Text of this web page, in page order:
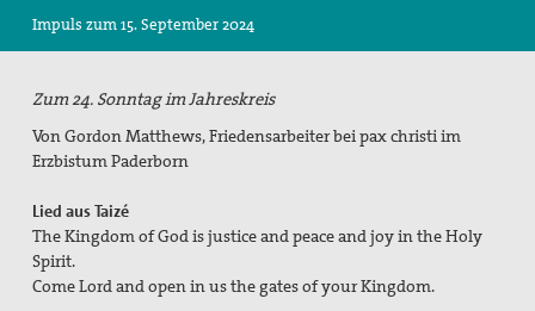
Suche
Impuls zum 15. September 2024
Zum 24. Sonntag im Jahreskreis
Von Gordon Matthews, Friedensarbeiter bei pax christi im
Erzbistum Paderborn
Lied aus Taizé
The Kingdom of God is justice and peace and joy in the Holy
Spirit.
Come Lord and open in us the gates of your Kingdom.